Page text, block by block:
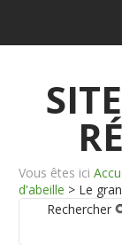
Vous êtes ici
d'abeille > Le
Rechercher